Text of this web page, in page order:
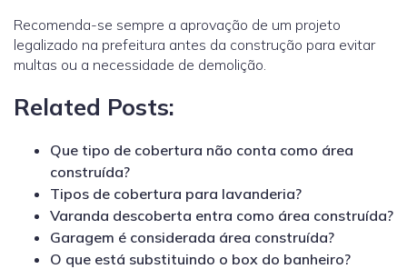
Recomenda-se sempre a aprovação de um projeto
legalizado na prefeitura antes da construção para evitar
multas ou a necessidade de demolição.
Related Posts:
Que tipo de cobertura não conta como área
construída?
Tipos de cobertura para lavanderia?
Varanda descoberta entra como área construída?
Garagem é considerada área construída?
O que está substituindo o box do banheiro?